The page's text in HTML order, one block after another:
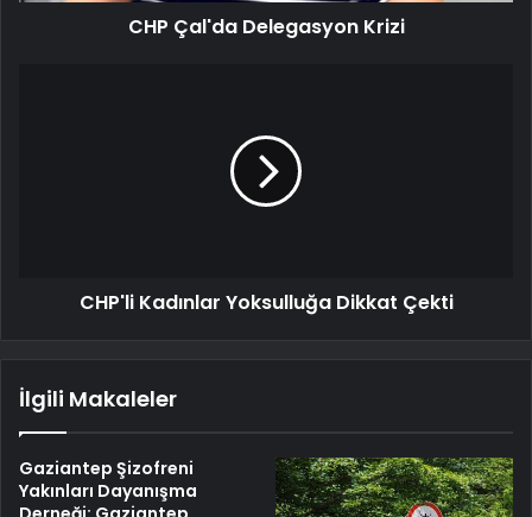
CHP Çal'da Delegasyon Krizi
CHP'li Kadınlar Yoksulluğa Dikkat Çekti
İlgili Makaleler
Gaziantep Şizofreni
Yakınları Dayanışma